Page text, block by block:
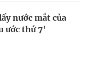
nước mắt của
ước thứ 7'